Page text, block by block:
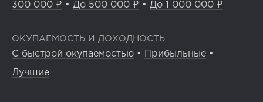
300 000 ₽ • До 500 000 ₽ • До 1 000 000 ₽
ОКУПАЕМОСТЬ И ДОХОДНОСТЬ
С быстрой окупаемостью • Прибыльные •
Лучшие